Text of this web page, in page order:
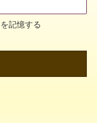
記憶する